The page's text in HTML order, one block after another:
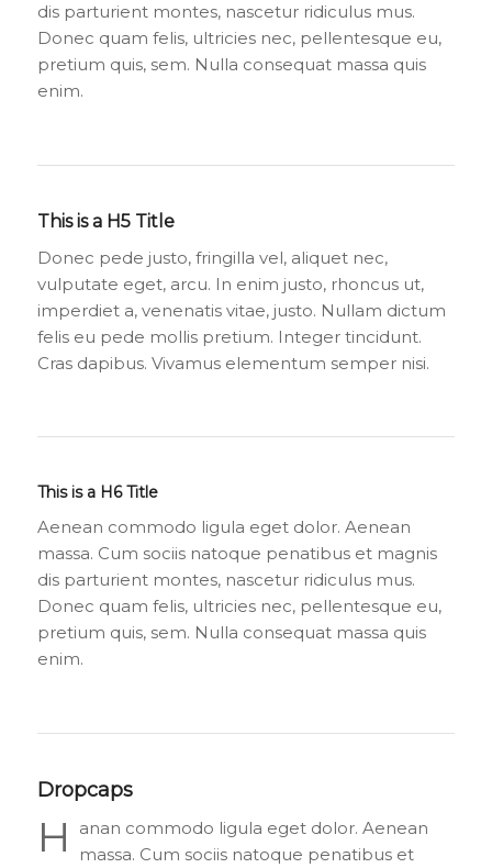
dis parturient montes, nascetur ridiculus mus.
Donec quam felis, ultricies nec, pellentesque eu,
pretium quis, sem. Nulla consequat massa quis
enim.
This is a H5 Title
Donec pede justo, fringilla vel, aliquet nec,
vulputate eget, arcu. In enim justo, rhoncus ut,
imperdiet a, venenatis vitae, justo. Nullam dictum
felis eu pede mollis pretium. Integer tincidunt.
Cras dapibus. Vivamus elementum semper nisi.
This is a H6 Title
Aenean commodo ligula eget dolor. Aenean
massa. Cum sociis natoque penatibus et magnis
dis parturient montes, nascetur ridiculus mus.
Donec quam felis, ultricies nec, pellentesque eu,
pretium quis, sem. Nulla consequat massa quis
enim.
Dropcaps
H
anan commodo ligula eget dolor. Aenean
massa. Cum sociis natoque penatibus et